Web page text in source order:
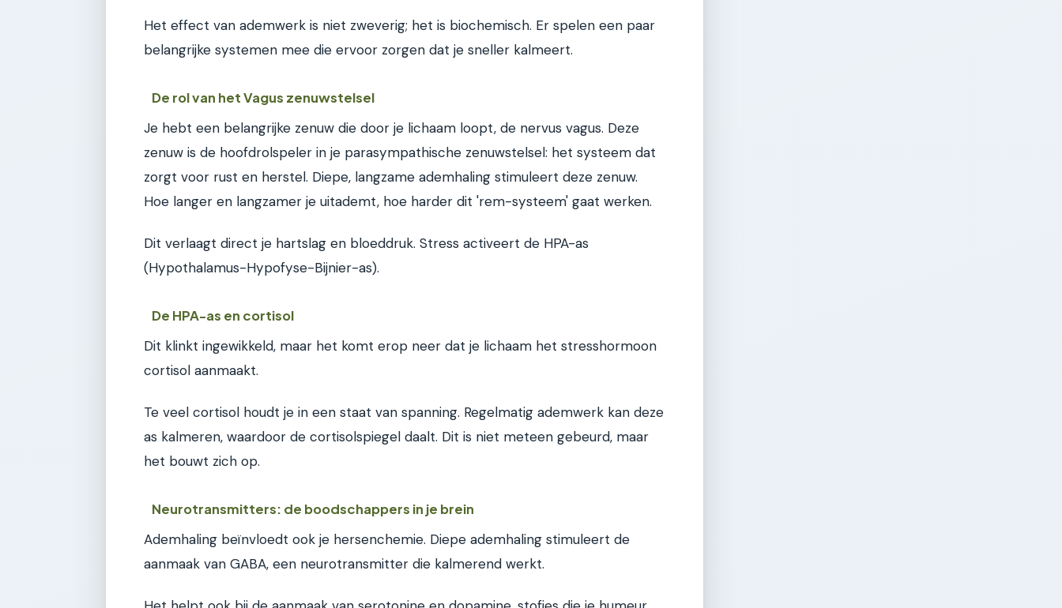
Het effect van ademwerk is niet zweverig; het is biochemisch. Er spelen een paar
belangrijke systemen mee die ervoor zorgen dat je sneller kalmeert.
De rol van het Vagus zenuwstelsel
Je hebt een belangrijke zenuw die door je lichaam loopt, de nervus vagus. Deze
zenuw is de hoofdrolspeler in je parasympathische zenuwstelsel: het systeem dat
zorgt voor rust en herstel. Diepe, langzame ademhaling stimuleert deze zenuw.
Hoe langer en langzamer je uitademt, hoe harder dit 'rem-systeem' gaat werken.
Dit verlaagt direct je hartslag en bloeddruk. Stress activeert de HPA-as
(Hypothalamus-Hypofyse-Bijnier-as).
De HPA-as en cortisol
Dit klinkt ingewikkeld, maar het komt erop neer dat je lichaam het stresshormoon
cortisol aanmaakt.
Te veel cortisol houdt je in een staat van spanning. Regelmatig ademwerk kan deze
as kalmeren, waardoor de cortisolspiegel daalt. Dit is niet meteen gebeurd, maar
het bouwt zich op.
Neurotransmitters: de boodschappers in je brein
Ademhaling beïnvloedt ook je hersenchemie. Diepe ademhaling stimuleert de
aanmaak van GABA, een neurotransmitter die kalmerend werkt.